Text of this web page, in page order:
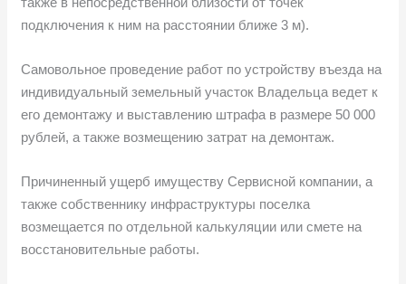
подключения к ним на расстоянии ближе 3 м).
Самовольное проведение работ по устройству въезда на
индивидуальный земельный участок Владельца ведет к
его демонтажу и выставлению штрафа в размере 50 000
рублей, а также возмещению затрат на демонтаж.
Причиненный ущерб имуществу Сервисной компании, а
также собственнику инфраструктуры поселка
возмещается по отдельной калькуляции или смете на
восстановительные работы.